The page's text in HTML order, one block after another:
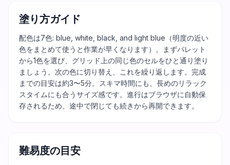
塗り方ガイド
配色は7色: blue, white, black, and light blue（明度の近い
色をまとめて使うと作業が早くなります）。まずパレット
から1色を選び、グリッド上の同じ色のセルをひと通り塗り
ましょう。次の色に切り替え、これを繰り返します。完成
までの目安は約3〜5分。スキマ時間にも、長めのリラック
スタイムにも合うサイズ感です。進行はブラウザに自動保
存されるため、途中で閉じても続きから再開できます。
難易度の目安